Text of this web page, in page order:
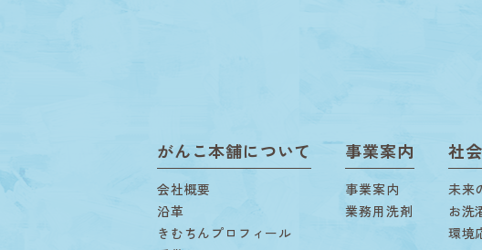
がんこ本舗について
会社概要
沿革
きむちんプロフィール
事業案内
事業案内
業務用洗剤
社
未来
お洗
環境